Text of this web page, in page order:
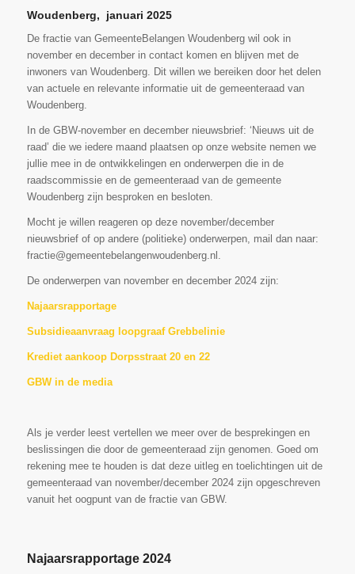
Woudenberg, januari 2025
De fractie van GemeenteBelangen Woudenberg wil ook in
november en december in contact komen en blijven met de
inwoners van Woudenberg. Dit willen we bereiken door het delen
van actuele en relevante informatie uit de gemeenteraad van
Woudenberg.
In de GBW-november en december nieuwsbrief: ‘Nieuws uit de
raad’ die we iedere maand plaatsen op onze website nemen we
jullie mee in de ontwikkelingen en onderwerpen die in de
raadscommissie en de gemeenteraad van de gemeente
Woudenberg zijn besproken en besloten.
Mocht je willen reageren op deze november/december
nieuwsbrief of op andere (politieke) onderwerpen, mail dan naar:
fractie@gemeentebelangenwoudenberg.nl.
De onderwerpen van november en december 2024 zijn:
Najaarsrapportage
Subsidieaanvraag loopgraaf Grebbelinie
Krediet aankoop Dorpsstraat 20 en 22
GBW in de media
Als je verder leest vertellen we meer over de besprekingen en
beslissingen die door de gemeenteraad zijn genomen. Goed om
rekening mee te houden is dat deze uitleg en toelichtingen uit de
gemeenteraad van november/december 2024 zijn opgeschreven
vanuit het oogpunt van de fractie van GBW.
Najaarsrapportage 2024